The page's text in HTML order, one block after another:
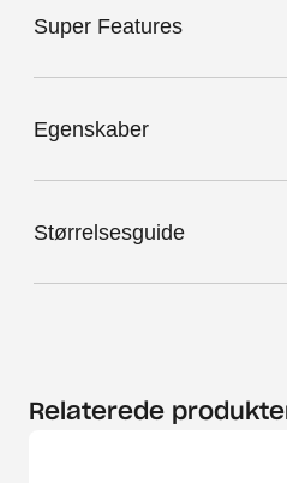
Super Features
Egenskaber
Størrelsesguide
Relaterede